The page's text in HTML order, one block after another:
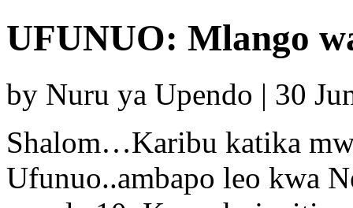
UFUNUO: Mlango
by Nuru ya Upendo | 30
Shalom…Karibu katika
Ufunuo..ambapo leo kwa